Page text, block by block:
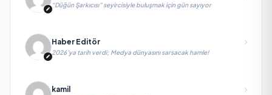
“Düğün Şarkıcısı” seyircisiyle buluşmak için gün sayıyor
Haber Editör
2026’ya tarih verdi; Medya dünyasını sarsacak hamle!
kamil